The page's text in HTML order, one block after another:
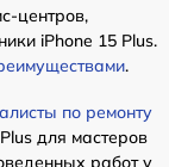
центров,
iPhone 15 Plus.
.
по ремонту
для мастеров
работ у